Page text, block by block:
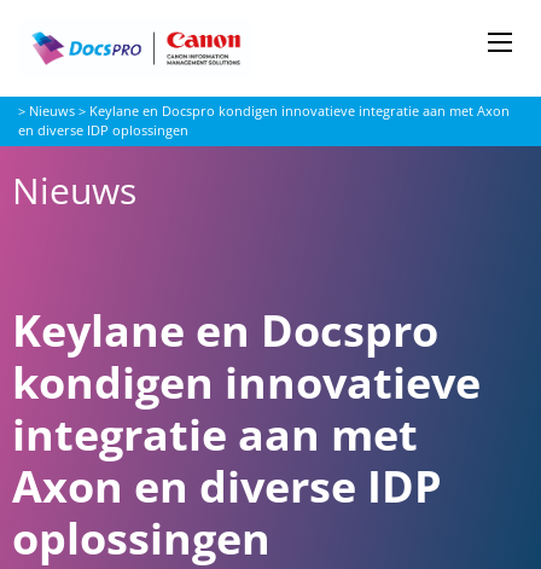
Docspro
> Nieuws> Keylane en Docspro kondigen innovatieve integratie aan met Axon
en diverse IDP oplossingen
Nieuws
Keylane en Docspro
kondigen innovatieve
integratie aan met
Axon en diverse IDP
oplossingen